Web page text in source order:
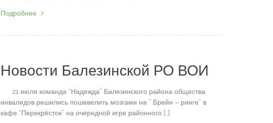
Подробнее
Новости Балезинской РО ВОИ
21 июля команда “Надежда” Балезинского района общества
инвалидов решились пошевелить мозгами на ” Брейн – ринге” в
кафе “Перекрёсток” на очередной игре районного […]